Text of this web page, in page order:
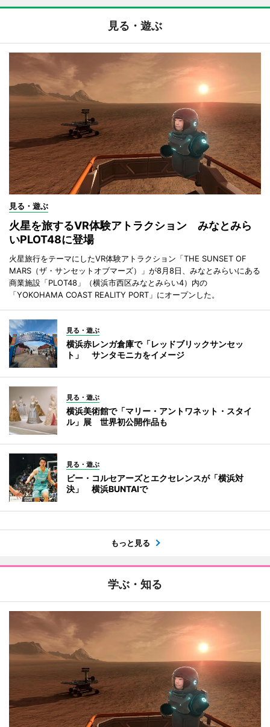
見る・遊ぶ
見る・遊ぶ
火星を旅するVR体験アトラクション みなとみら
いPLOT48に登場
火星旅行をテーマにしたVR体験アトラクション「THE SUNSET OF
MARS（ザ・サンセットオブマーズ）」が8月8日、みなとみらいにある
商業施設「PLOT48」（横浜市西区みなとみらい4）内の
「YOKOHAMA COAST REALITY PORT」にオープンした。
見る・遊ぶ
横浜赤レンガ倉庫で「レッドブリックサンセッ
ト」 サンタモニカをイメージ
見る・遊ぶ
横浜美術館で「マリー・アントワネット・スタイ
ル」展 世界初公開作品も
見る・遊ぶ
ビー・コルセアーズとエクセレンスが「横浜対
決」 横浜BUNTAIで
もっと見る
学ぶ・知る